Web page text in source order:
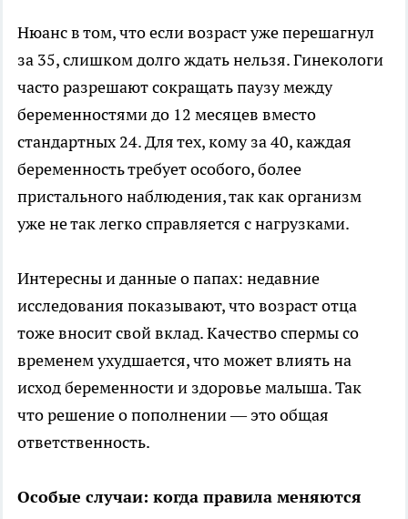
Нюанс в том, что если возраст уже перешагнул
за 35, слишком долго ждать нельзя. Гинекологи
часто разрешают сокращать паузу между
беременностями до 12 месяцев вместо
стандартных 24. Для тех, кому за 40, каждая
беременность требует особого, более
пристального наблюдения, так как организм
уже не так легко справляется с нагрузками.
Интересны и данные о папах: недавние
исследования показывают, что возраст отца
тоже вносит свой вклад. Качество спермы со
временем ухудшается, что может влиять на
исход беременности и здоровье малыша. Так
что решение о пополнении — это общая
ответственность.
Особые случаи: когда правила меняются